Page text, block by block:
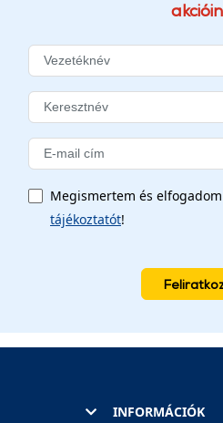
Megismertem és
tájékoztatót!
INFORMÁCIÓK